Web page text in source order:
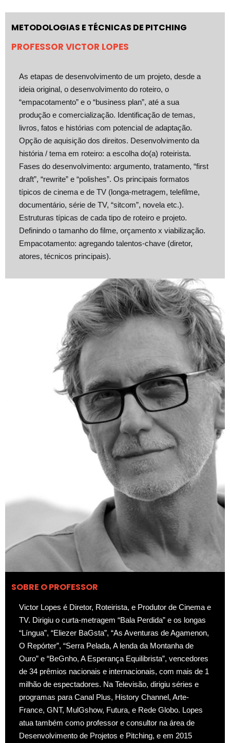
METODOLOGIAS E TÉCNICAS DE PITCHING
PROFESSOR VICTOR LOPES
As etapas de desenvolvimento de um projeto, desde a
ideia original, o desenvolvimento do roteiro, o
“empacotamento” e o “business plan”, até a sua
produção e comercialização. Identificação de temas,
livros, fatos e histórias com potencial de adaptação.
Opção de aquisição dos direitos. Desenvolvimento da
história / tema em roteiro: a escolha do(a) roteirista.
Fases do desenvolvimento: argumento, tratamento, “first
draft”, “rewrite” e “polishes”. Os principais formatos
típicos de cinema e de TV (longa-metragem, telefilme,
documentário, série de TV, “sitcom”, novela etc.).
Estruturas típicas de cada tipo de roteiro e projeto.
Definindo o tamanho do filme, orçamento x viabilização.
Empacotamento: agregando talentos-chave (diretor,
atores, técnicos principais).
SOBRE O PROFESSOR
Victor Lopes é Diretor, Roteirista, e Produtor de Cinema e
TV. Dirigiu o curta-metragem “Bala Perdida” e os longas
“Língua”, “Eliezer BaGsta”, “As Aventuras de Agamenon,
O Repórter”, “Serra Pelada, A lenda da Montanha de
Ouro” e “BeGnho, A Esperança Equilibrista”, vencedores
de 34 prêmios nacionais e internacionais, com mais de 1
milhão de espectadores. Na Televisão, dirigiu séries e
programas para Canal Plus, History Channel, Arte-
France, GNT, MulGshow, Futura, e Rede Globo. Lopes
atua também como professor e consultor na área de
Desenvolvimento de Projetos e Pitching, e em 2015